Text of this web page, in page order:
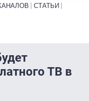
СТАТЬИ
ТВ в